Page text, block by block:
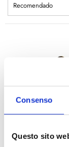
Consenso
Questo sito
Recomendado